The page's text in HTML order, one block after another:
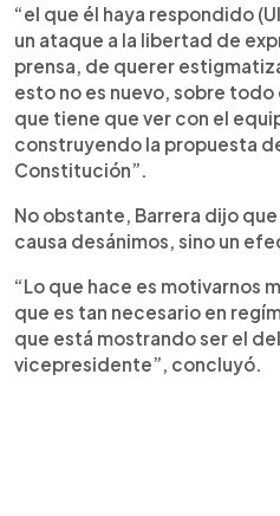
“el que él haya respondido
un ataque a la libertad de
prensa, de querer
esto no es nuevo, sobre
que tiene que ver con el
construyendo la propuesta
Constitución”.
No obstante, Barrera dijo
causa desánimos, sino un
“Lo que hace es motivarnos
que es tan necesario en
que está mostrando ser el
vicepresidente”, concluyó.